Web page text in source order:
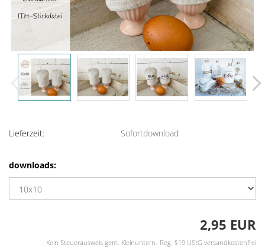
Lieferzeit: Sofortdownload
downloads:
2,95 EUR
Kein Steuerausweis gem. Kleinuntern.-Reg. §19 UStG versandkostenfrei